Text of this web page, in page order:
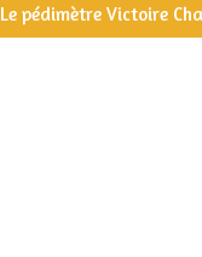
Le pédimètre Victoire